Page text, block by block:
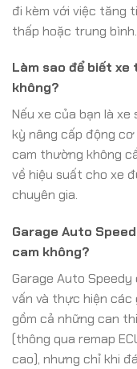
đi kèm với việc tăng
thấp hoặc trung bình.
Làm sao để biết
không?
Nếu xe của bạn là
kỳ nâng cấp động
cam thường không
về hiệu suất cho xe
chuyên gia.
Garage Auto
cam không?
Garage Auto
vấn và thực hiện các
gồm cả những can
(thông qua remap
cao), nhưng chỉ khi